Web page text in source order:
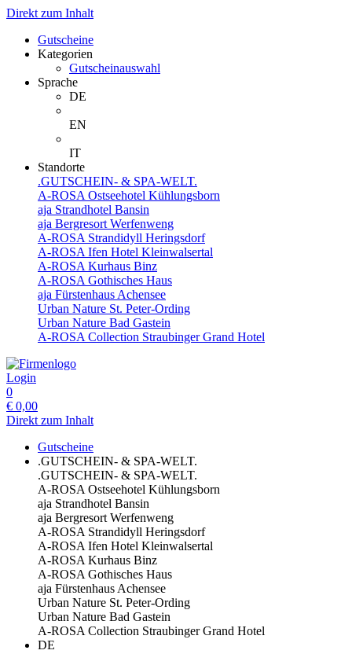
Direkt zum Inhalt
Gutscheine
Kategorien
Gutscheinauswahl
Sprache
DE
EN
IT
Standorte
.GUTSCHEIN- & SPA-WELT.
A-ROSA Ostseehotel Kühlungsborn
aja Strandhotel Bansin
aja Bergresort Werfenweng
A-ROSA Strandidyll Heringsdorf
A-ROSA Ifen Hotel Kleinwalsertal
A-ROSA Kurhaus Binz
A-ROSA Gothisches Haus
aja Fürstenhaus Achensee
Urban Nature St. Peter-Ording
Urban Nature Bad Gastein
A-ROSA Collection Straubinger Grand Hotel
Login
0
€ 0,00
Direkt zum Inhalt
Gutscheine
.GUTSCHEIN- & SPA-WELT.
.GUTSCHEIN- & SPA-WELT.
A-ROSA Ostseehotel Kühlungsborn
aja Strandhotel Bansin
aja Bergresort Werfenweng
A-ROSA Strandidyll Heringsdorf
A-ROSA Ifen Hotel Kleinwalsertal
A-ROSA Kurhaus Binz
A-ROSA Gothisches Haus
aja Fürstenhaus Achensee
Urban Nature St. Peter-Ording
Urban Nature Bad Gastein
A-ROSA Collection Straubinger Grand Hotel
DE